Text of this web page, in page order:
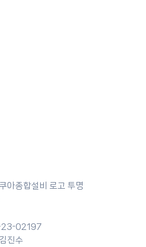
23-02197
진수